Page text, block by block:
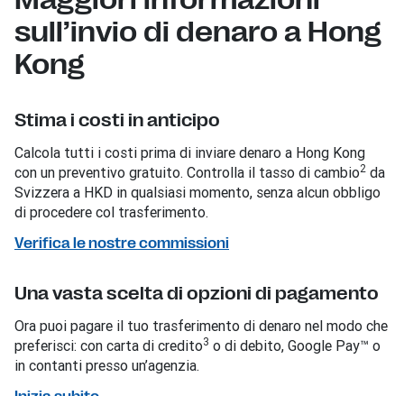
sull’invio di denaro a Hong
Kong
Stima i costi in anticipo
Calcola tutti i costi prima di inviare denaro a Hong Kong
con un preventivo gratuito. Controlla il tasso di cambio2 da
Svizzera a HKD in qualsiasi momento, senza alcun obbligo
di procedere col trasferimento.
Verifica le nostre commissioni
Una vasta scelta di opzioni di pagamento
Ora puoi pagare il tuo trasferimento di denaro nel modo che
preferisci: con carta di credito3 o di debito, Google Pay™ o
in contanti presso un’agenzia.